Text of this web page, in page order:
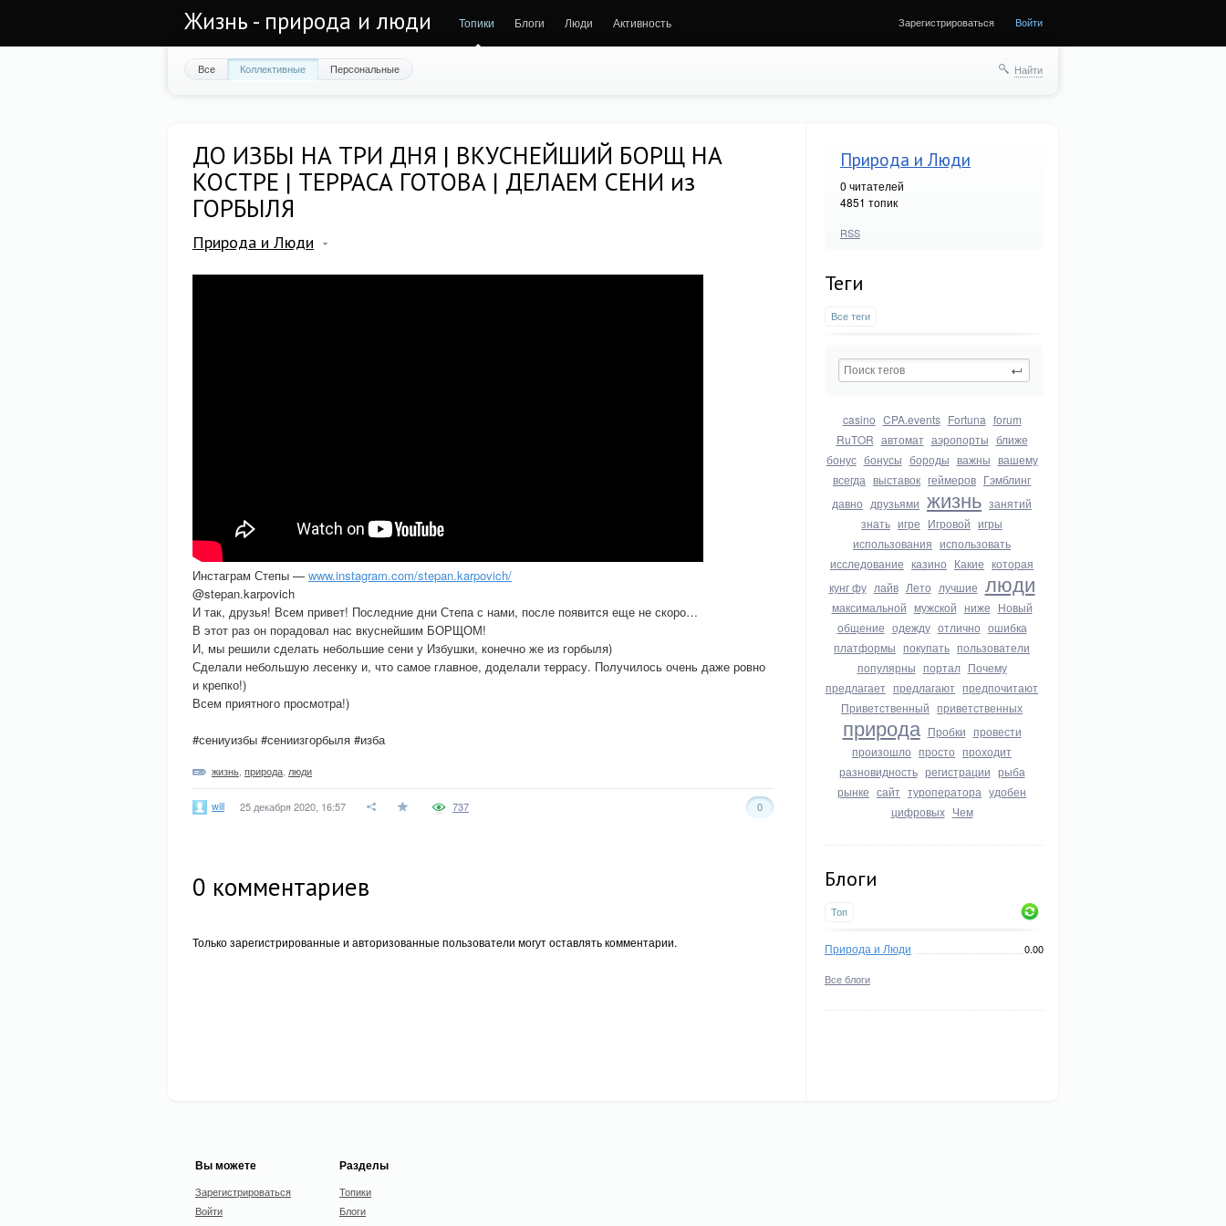
Жизнь - природа и люди Топики Блоги Люди Активность Зарегистрироваться Войти
Все Коллективные Персональные Найти
Природа и Люди
0 читателей
4851 топик
RSS
Теги
Все теги
casino CPA.events Fortuna forum
RuTOR автомат аэропорты ближе
бонус бонусы бороды важны вашему
всегда выставок геймеров Гэмблинг
давно друзьями жизнь занятий
знать игре Игровой игры
использования использовать
исследование казино Какие которая
кунг фу лайв Лето лучшие люди
максимальной мужской ниже Новый
общение одежду отлично ошибка
платформы покупать пользователи
популярны портал Почему
предлагает предлагают предпочитают
Приветственный приветственных
природа Пробки провести
произошло просто проходит
разновидность регистрации рыба
рынке сайт туроператора удобен
цифровых Чем
Блоги
Топ
Природа и Люди 0.00
Все блоги
ДО ИЗБЫ НА ТРИ ДНЯ | ВКУСНЕЙШИЙ БОРЩ НА
КОСТРЕ | ТЕРРАСА ГОТОВА | ДЕЛАЕМ СЕНИ из
ГОРБЫЛЯ
Природа и Люди
Инстаграм Степы — www.instagram.com/stepan.karpovich/
@stepan.karpovich
И так, друзья! Всем привет! Последние дни Степа с нами, после появится еще не скоро…
В этот раз он порадовал нас вкуснейшим БОРЩОМ!
И, мы решили сделать небольшие сени у Избушки, конечно же из горбыля)
Сделали небольшую лесенку и, что самое главное, доделали террасу. Получилось очень даже ровно
и крепко!)
Всем приятного просмотра!)
#сениуизбы #сениизгорбыля #изба
жизнь природа люди
will 25 декабря 2020, 16:57 0
737
0 комментариев
Только зарегистрированные и авторизованные пользователи могут оставлять комментарии.
Вы можете
Зарегистрироваться
Войти
Разделы
Топики
Блоги